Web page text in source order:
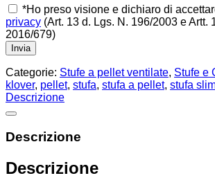
*Ho preso visione e dichiaro di
privacy (Art. 13 d. Lgs. N. 196/2003 e Artt.
2016/679)
Categorie: Stufe a pellet ventilate, Stufe e
klover, pellet, stufa, stufa a pellet, stufa
Descrizione
Descrizione
Descrizione